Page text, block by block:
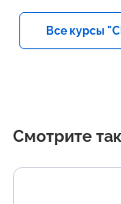
Все курсы
Смотрите